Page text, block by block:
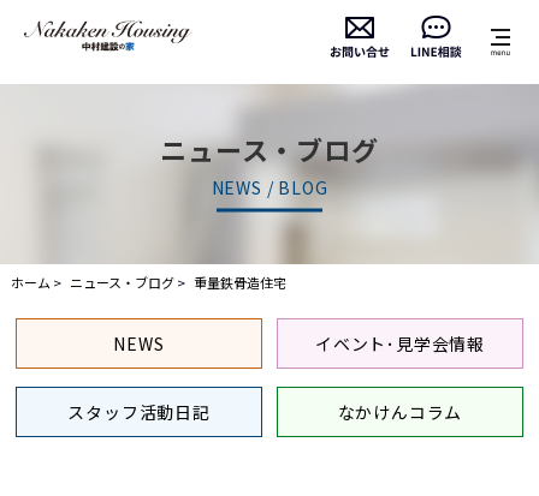
ニュース・ブログ
NEWS / BLOG
ホーム ニュース・ブログ 重量鉄骨造住宅
NEWS イベント･見学会情報
スタッフ活動日記 なかけんコラム